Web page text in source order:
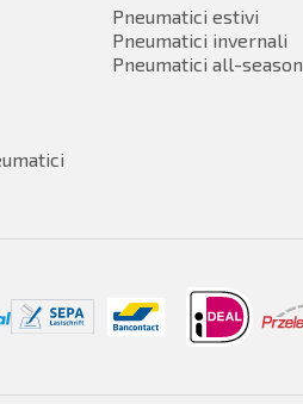
Pneumatici estivi
Pneumatici invernali
Pneumatici all-season